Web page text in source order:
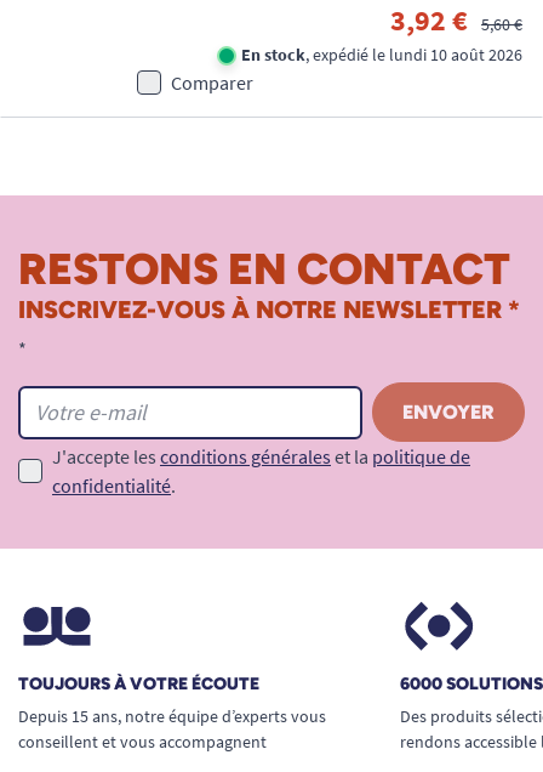
3,92 €
5,60 €
En stock, expédié le lundi 10 août 2026
Comparer
RESTONS EN CONTACT
INSCRIVEZ-VOUS À NOTRE NEWSLETTER *
*
J'accepte les conditions générales et la politique de
confidentialité.
TOUJOURS À VOTRE ÉCOUTE
Depuis 15 ans, notre équipe d’experts vous
conseillent et vous accompagnent
6000
Des produits
rendons